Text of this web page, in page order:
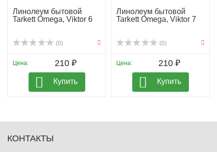
Линолеум бытовой
Tarkett Omega, Viktor 6
(0)
Цена: 210 ₽
Купить
Линолеум бытовой
Tarkett Omega, Viktor 7
(0)
Цена: 210 ₽
Купить
КОНТАКТЫ